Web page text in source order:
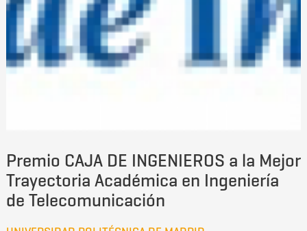
Premio CAJA DE INGENIEROS a la Mejor
Trayectoria Académica en Ingeniería
de Telecomunicación